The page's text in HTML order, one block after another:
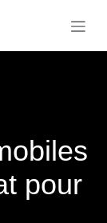
pour